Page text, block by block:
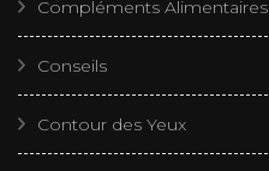
Compléments Alimentaires
Conseils
Contour des Yeux